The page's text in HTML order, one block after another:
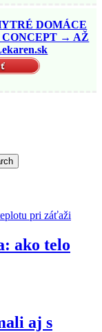
DOMÁCE
CONCEPT → AŽ
ako telo
aj s